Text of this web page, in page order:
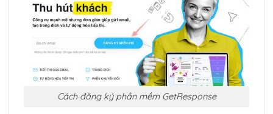
Cách đăng ký phần mềm GetResponse